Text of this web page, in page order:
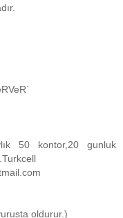
50 kontor,20 gunluk
oldurur.)